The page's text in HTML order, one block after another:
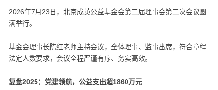
2026年7月23日，北京成英公益基金会第二届理事会第二次会议圆
满举行。
基金会理事长陈红老师主持会议，全体理事、监事出席，符合章程
法定人数要求，会议全程严谨有序、务实高效。
复盘2025：党建领航，公益支出超1860万元